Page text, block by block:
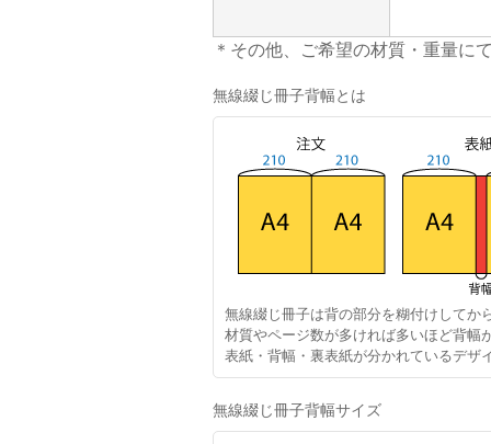
＊その他、ご希望の材質・重量に
無線綴じ冊子背幅とは
無線綴じ冊子は背の部分を糊付けしてか
材質やページ数が多ければ多いほど背幅
表紙・背幅・裏表紙が分かれているデザ
無線綴じ冊子背幅サイズ